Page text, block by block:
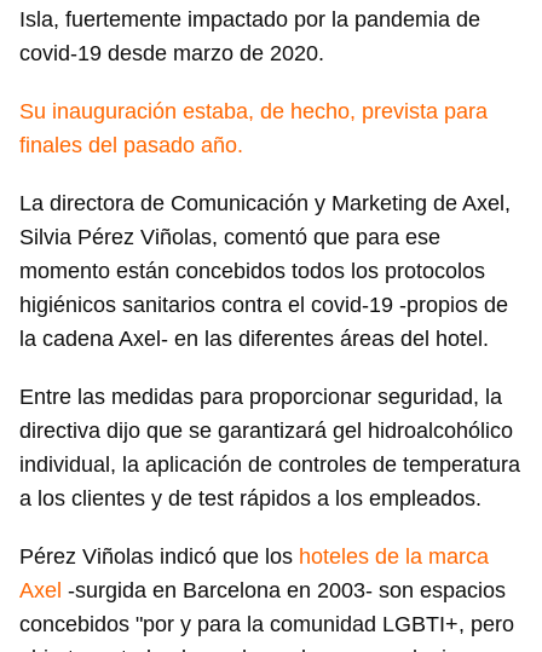
Isla, fuertemente impactado por la pandemia de
covid-19 desde marzo de 2020.
Su inauguración estaba, de hecho, prevista para
finales del pasado año.
La directora de Comunicación y Marketing de Axel,
Silvia Pérez Viñolas, comentó que para ese
momento están concebidos todos los protocolos
higiénicos sanitarios contra el covid-19 -propios de
la cadena Axel- en las diferentes áreas del hotel.
Entre las medidas para proporcionar seguridad, la
directiva dijo que se garantizará gel hidroalcohólico
individual, la aplicación de controles de temperatura
a los clientes y de test rápidos a los empleados.
Pérez Viñolas indicó que los hoteles de la marca
Axel -surgida en Barcelona en 2003- son espacios
concebidos "por y para la comunidad LGBTI+, pero